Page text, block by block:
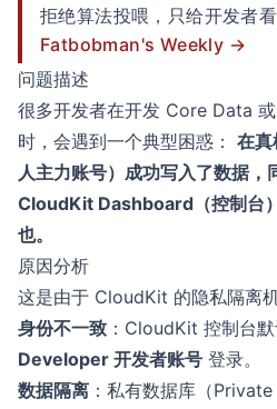
拒绝算法投喂，只给开发者看
Fatbobman's Weekly →
问题描述
很多开发者在开发 Core Data
时，会遇到一个典型困惑： 在真
人主力账号）成功写入了数据，
CloudKit Dashboard（控制台
也。
原因分析
这是由于 CloudKit 的隐私隔离机
身份不一致 ：CloudKit 控制台
Developer 开发者账号 登录。
数据隔离 ：私有数据库（